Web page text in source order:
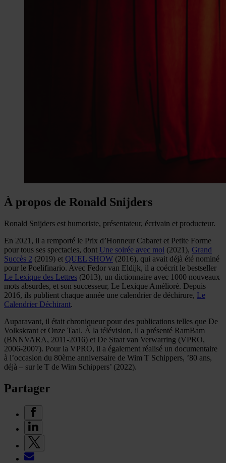
À propos de Ronald Snijders
Ronald Snijders est humoriste, présentateur, écrivain et producteur.
En 2021, il a remporté le Prix d’Honneur Cabaret et Petite Forme
pour tous ses spectacles, dont Une soirée avec moi (2021), Grand
Succès 2 (2019) et QUEL SHOW (2016), qui avait déjà été nominé
pour le Poelifinario. Avec Fedor van Eldijk, il a coécrit le bestseller
Le Lexique des Lettres (2013), un dictionnaire avec 1000 nouveaux
mots absurdes, et son successeur, Le Lexique Amélioré. Depuis
2016, ils publient chaque année une calendrier de déchirure, Le
Calendrier Déchirant.
Auparavant, il était chroniqueur pour des publications telles que De
Volkskrant et Onze Taal. À la télévision, il a présenté RamBam
(BNNVARA, 2011-2016) et De Staat van Verwarring (VPRO,
2006-2007). Pour la VPRO, il a également réalisé un documentaire
à l’occasion du 80ème anniversaire de Wim T Schippers, ’80 ans,
déjà – sur le T de Wim Schippers’ (2022).
Partager